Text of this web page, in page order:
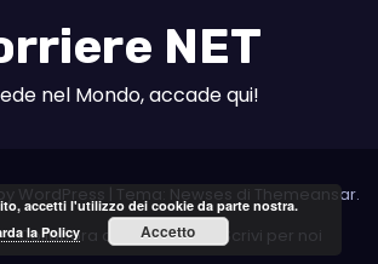
NET
nel Mondo, accade qui!
WordPress | Tema: Newses di Themeansar.
Collabora con noi Scrivi per noi
accetti l'utilizzo dei cookie da parte nostra.
la Policy
Accetto